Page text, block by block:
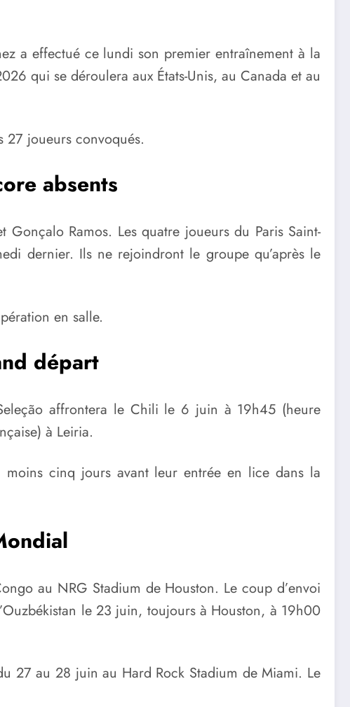
a effectué ce lundi son premier entraînement à la
qui se déroulera aux États-Unis, au Canada et au
27 joueurs convoqués.
absents
Gonçalo Ramos. Les quatre joueurs du Paris Saint-
dernier. Ils ne rejoindront le groupe qu’après le
en salle.
départ
affrontera le Chili le 6 juin à 19h45 (heure
à Leiria.
moins cinq jours avant leur entrée en lice dans la
au NRG Stadium de Houston. Le coup d’envoi
le 23 juin, toujours à Houston, à 19h00
27 au 28 juin au Hard Rock Stadium de Miami. Le